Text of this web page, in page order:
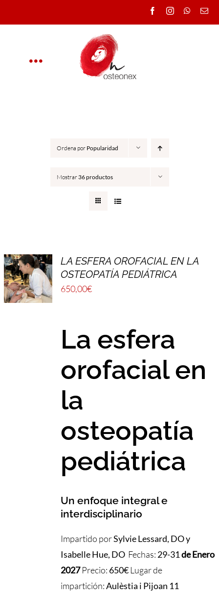
al
CONTACTO
Ordena por Popularidad
Mostrar36 productos
LA ESFERA OROFACIAL EN LA
OSTEOPATÍA PEDIÁTRICA
650,00€
La esfera
orofacial en
la
osteopatía
pediátrica
Un enfoque integral e
interdisciplinario
Impartido porSylvie Lessard, DO y
Isabelle Hue, DO Fechas: 29-31de Enero
2027Precio: 650€Lugar de
impartición:Aulèstia i Pijoan 11